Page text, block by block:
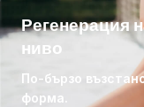
Регенерация
ниво
По-бързо
форма.